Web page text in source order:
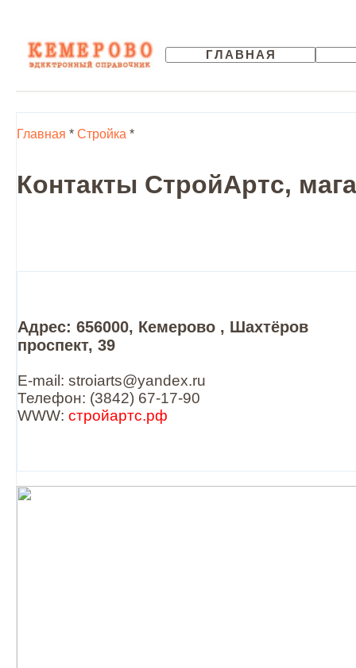
ГЛАВНАЯ
Главная * Стройка *
Контакты СтройАртс,
Адрес: 656000, Кемерово , Шахтёров
проспект, 39
E-mail: stroiarts@yandex.ru
Телефон: (3842) 67-17-90
WWW: стройартс.рф